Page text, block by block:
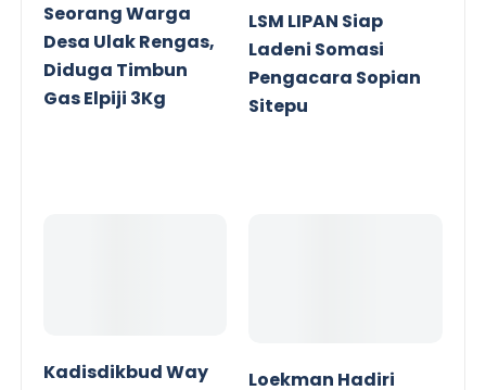
Seorang Warga
Desa Ulak Rengas,
Diduga Timbun
Gas Elpiji 3Kg
LSM LIPAN Siap
Ladeni Somasi
Pengacara Sopian
Sitepu
Kadisdikbud Way
Loekman Hadiri